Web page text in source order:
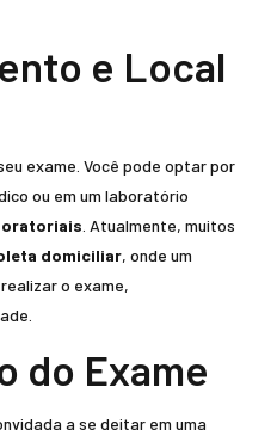
e Local
exame. Você pode optar por
ou em um laboratório
. Atualmente, muitos
domiciliar, onde um
o exame,
do Exame
a se deitar em uma